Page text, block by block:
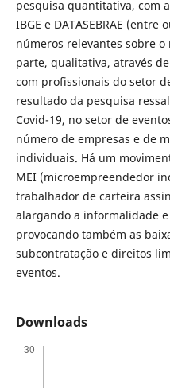
pesquisa quantitativa, com
IBGE e DATASEBRAE
números relevantes sobre
parte, qualitativa, através
com profissionais do setor
resultado da pesquisa
Covid-19, no setor de
número de empresas e de
individuais. Há um
MEI (microempreendedor
trabalhador de carteira
alargando a informalidade
provocando também as
subcontratação e direitos
eventos.
Downloads